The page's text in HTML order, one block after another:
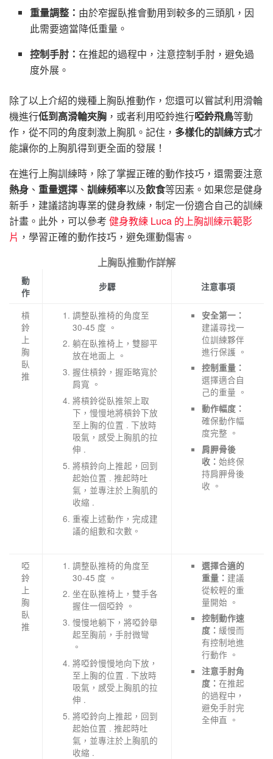
重量調整： 由於窄握臥推會動用到較多的三頭肌，因
此需要適當降低重量。
控制手肘：在推起的過程中，注意控制手肘，避免過
度外展。
除了以上介紹的幾種上胸臥推動作，您還可以嘗試利用滑輪
機進行低到高滑輪夾胸 ，或者利用啞鈴進行啞鈴飛鳥等動
作，從不同的角度刺激上胸肌。記住， 多樣化的訓練方式才
能讓你的上胸肌得到更全面的發展！
在進行上胸訓練時，除了掌握正確的動作技巧，還需要注意
熱身 、 重量選擇 、 訓練頻率以及飲食等因素。如果您是健身
新手，建議諮詢專業的健身教練，制定一份適合自己的訓練
計畫。此外，可以參考 健身教練 Luca 的上胸訓練示範影
片 ，學習正確的動作技巧，避免運動傷害。
上胸臥推動作詳解
動
作
步驟 注意事項
槓
鈴
上
胸
臥
推
調整臥推椅的角度至
30-45 度 。
躺在臥推椅上，雙腳平
放在地面上 。
握住槓鈴，握距略寬於
肩寬 。
將槓鈴從臥推架上取
下，慢慢地將槓鈴下放
至上胸的位置 . 下放時
吸氣，感受上胸肌的拉
伸 .
將槓鈴向上推起，回到
起始位置 . 推起時吐
氣，並專注於上胸肌的
收縮 .
重複上述動作，完成建
議的組數和次數。
安全第一：
建議尋找一
位訓練夥伴
進行保護 。
控制重量：
選擇適合自
己的重量 。
動作幅度：
確保動作幅
度完整 。
肩胛骨後
收：始終保
持肩胛骨後
收 。
啞
鈴
上
胸
臥
推
調整臥推椅的角度至
30-45 度 。
坐在臥推椅上，雙手各
握住一個啞鈴 。
慢慢地躺下，將啞鈴舉
起至胸前，手肘微彎
。
將啞鈴慢慢地向下放，
至上胸的位置 . 下放時
吸氣，感受上胸肌的拉
伸 .
將啞鈴向上推起，回到
起始位置 . 推起時吐
氣，並專注於上胸肌的
收縮 .
選擇合適的
重量： 建議
從較輕的重
量開始 。
控制動作速
度：緩慢而
有控制地進
行動作 。
注意手肘角
度：在推起
的過程中，
避免手肘完
全伸直 。